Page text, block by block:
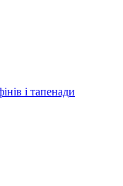
і тапенади